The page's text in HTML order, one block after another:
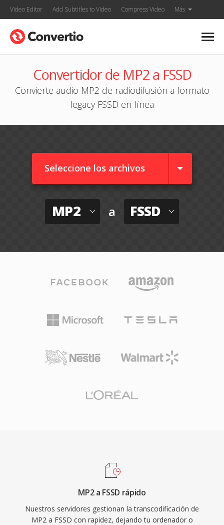
Video Editor Add Subtitles to Video Compress Video Más
Convertidor de MP2 a FSSD
Convierte audio MP2 de radiodifusión a formato
legacy FSSD en línea
Seleccione los archivos
MP2 a FSSD
MP2 a FSSD rápido
Nuestros servidores gestionan la transcodificación de
MP2 a FSSD con rapidez, dejando tu ordenador o